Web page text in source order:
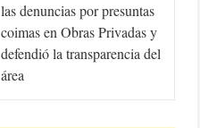
las denuncias por presuntas
coimas en Obras Privadas y
defendió la transparencia del
área